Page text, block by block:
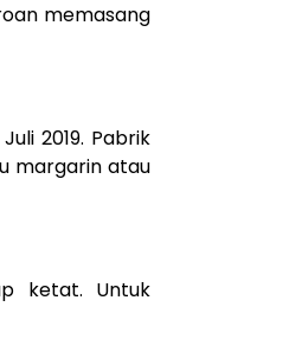
memasang
2019. Pabrik
margarin atau
ketat. Untuk